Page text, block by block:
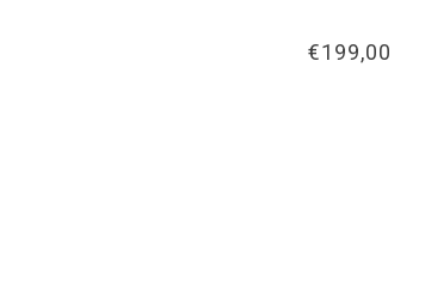
€199,00